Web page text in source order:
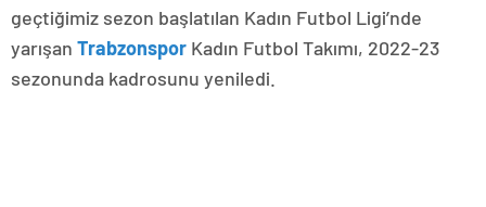
geçtiğimiz sezon başlatılan Kadın Futbol Ligi’nde
yarışan Trabzonspor Kadın Futbol Takımı, 2022-23
sezonunda kadrosunu yeniledi.